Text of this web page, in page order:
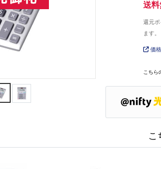
送
還元
ます。
価
こちら
こ